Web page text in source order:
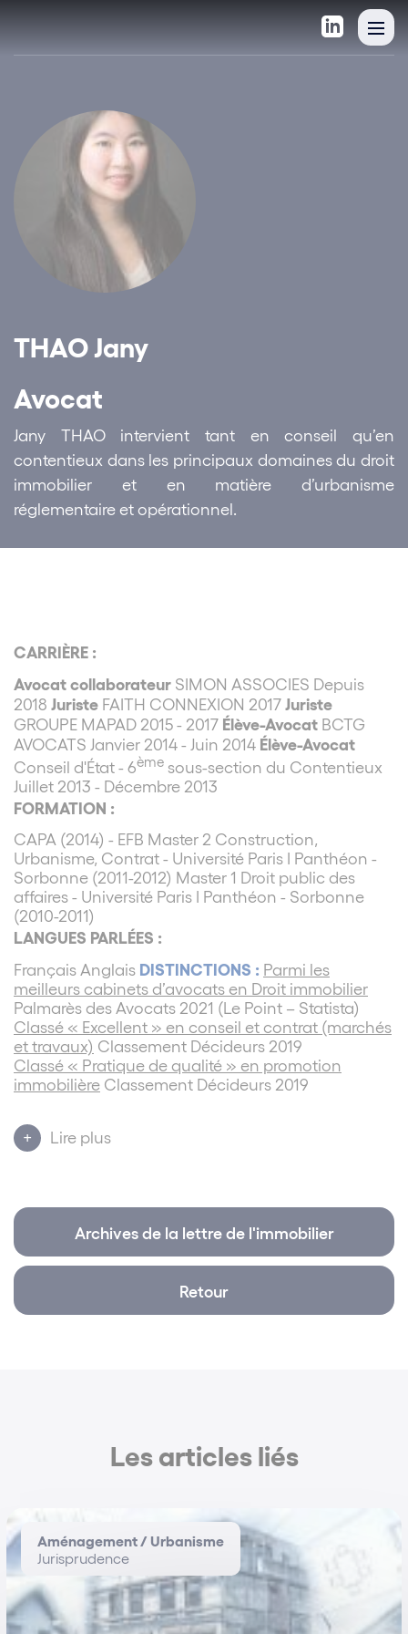
THAO Jany
Avocat
Jany THAO intervient tant en conseil qu’en
contentieux dans les principaux domaines du droit
immobilier et en matière d’urbanisme
réglementaire et opérationnel.
CARRIÈRE :
Avocat collaborateur SIMON ASSOCIES Depuis
2018 Juriste FAITH CONNEXION 2017Juriste
GROUPE MAPAD 2015 - 2017 Élève-Avocat BCTG
AVOCATS Janvier 2014 - Juin 2014 Élève-Avocat
Conseil d'État - 6ème sous-section du Contentieux
Juillet 2013 - Décembre 2013
FORMATION :
CAPA (2014) - EFB Master 2 Construction,
Urbanisme, Contrat - Université Paris I Panthéon -
Sorbonne (2011-2012) Master 1 Droit public des
affaires - Université Paris I Panthéon - Sorbonne
(2010-2011)
LANGUES PARLÉES :
Français Anglais DISTINCTIONS : Parmi les
meilleurs cabinets d’avocats en Droit immobilier
Palmarès des Avocats 2021 (Le Point – Statista)
Classé « Excellent » en conseil et contrat (marchés
et travaux) Classement Décideurs 2019
Classé « Pratique de qualité » en promotion
immobilière Classement Décideurs 2019
construction (dont assurances)
Décideurs 2019
LOISIRS :
Littérature Gastronomie Course à pied
TRAITS DE CARACTÈRE :
Déterminée Fine Proactive
VALEURS :
Lire plus
Archives de la lettre de l'immobilier
Retour
Les articles liés
Aménagement / Urbanisme
Jurisprudence